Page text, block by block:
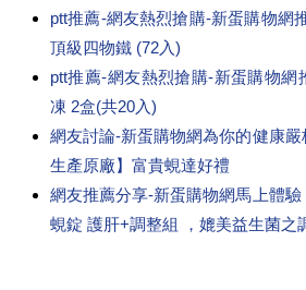
ptt推薦-網友熱烈搶購-新蛋購物網
頂級四物鐵 (72入)
ptt推薦-網友熱烈搶購-新蛋購物網
凍 2盒(共20入)
網友討論-新蛋購物網為你的健康
生產原廠】富貴蜆達好禮
網友推薦分享-新蛋購物網馬上體
蜆錠 護肝+調整組 ，媲美益生菌之